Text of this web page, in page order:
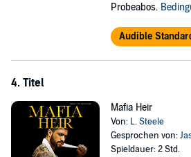
Probeabos.
Audible
4. Titel
Mafia Heir
Von: L. Steele
Gesprochen von:
Spieldauer: 2 Std.